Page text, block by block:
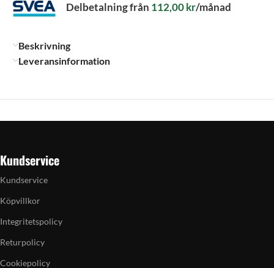
Delbetalning från 112,00kr/månad
Beskrivning
Leveransinformation
Kundservice
Kundservice
Köpvillkor
Integritetspolicy
Returpolicy
Cookiepolicy